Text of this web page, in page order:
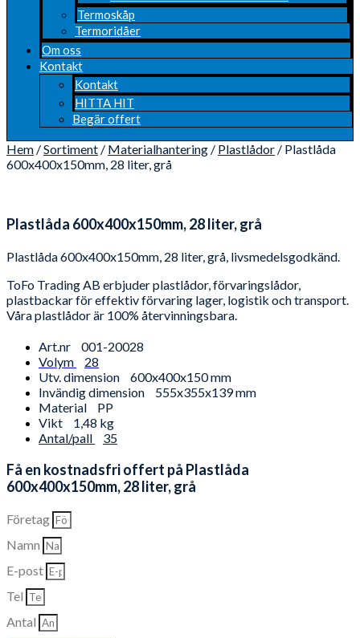
Termoskåp
Termoridåer
Om oss
Kontakt
Kontakt
HITTA HIT
Begär offert
Hem /Sortiment / Materialhantering / Plastlådor / Plastlåda
600x400x150mm, 28 liter, grå
Plastlåda 600x400x150mm, 28 liter, grå
Plastlåda 600x400x150mm, 28 liter, grå, livsmedelsgodkänd.
ToFo Trading AB erbjuder plastlådor, förvaringslådor,
plastbackar för effektiv förvaring lager, logistik och transport.
Våra plastlådor är 100% återvinningsbara.
Art.nr
001-20028
Volym
28
Utv. dimension
600x400x150 mm
Invändig dimension
555x355x139 mm
Material
PP
Vikt
1,48 kg
Antal/pall
35
Få en kostnadsfri offert på Plastlåda
600x400x150mm, 28 liter, grå
Företag
Namn
E-post
Tel
Antal